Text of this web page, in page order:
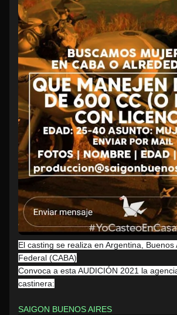
El casting se realiza en Argentina, Buenos
Federal (CABA)
Convoca a esta AUDICIÓN 2021 la
castinera:
SAIGON BUENOS AIRES